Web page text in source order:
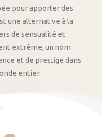
pour apporter des
une alternative à la
de sensualité et
extrême, un nom
et de prestige dans
entier.